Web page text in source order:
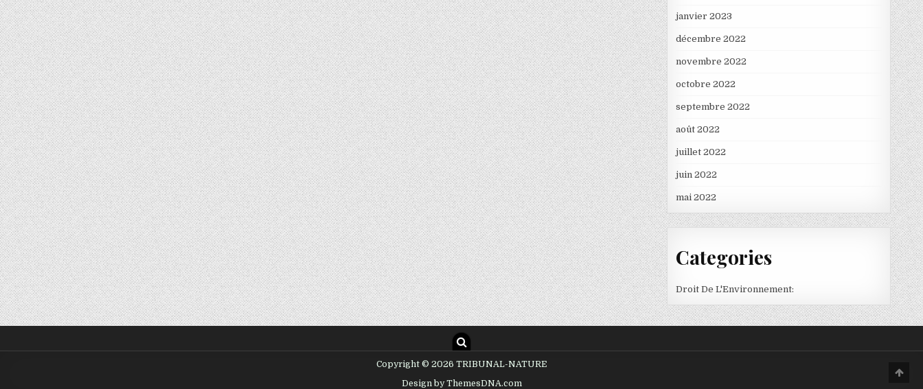
janvier 2023
décembre 2022
novembre 2022
octobre 2022
septembre 2022
août 2022
juillet 2022
juin 2022
mai 2022
Categories
Droit De L'Environnement:
Copyright © 2026 TRIBUNAL-NATURE
Design by ThemesDNA.com